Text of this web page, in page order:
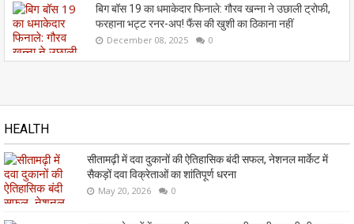
बिग बॉस 19 का धमाकेदार फिनाले: गौरव खन्ना ने उछाली ट्रोफी,
फरहाना भट्ट रनर-अप! फैंस की खुशी का ठिकाना नहीं
December 08, 2025 0
HEALTH
सीतामढ़ी में दवा दुकानों की ऐतिहासिक बंदी सफल, नेशनल मार्केट में
सैकड़ों दवा विक्रेताओं का शांतिपूर्ण धरना
May 20, 2026 0